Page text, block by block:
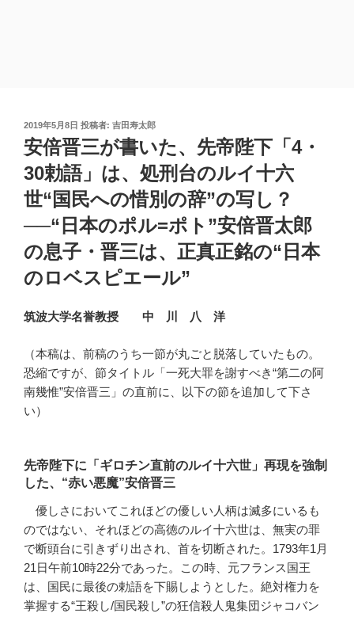
投
稿
日:
2019年5月8日 投稿者: 吉田寿太郎
安倍晋三が書いた、先帝陛下「4・
30勅語」は、処刑台のルイ十六
世“国民への惜別の辞”の写し？
──“日本のポル=ポト”安倍晋太郎
の息子・晋三は、正真正銘の“日本
のロベスピエール”
筑波大学名誉教授 中 川 八 洋
（本稿は、前稿のうち一節が丸ごと脱落していたもの。
恐縮ですが、節タイトル「一死大罪を謝すべき“第二の阿
南幾惟”安倍晋三」の直前に、以下の節を追加して下さ
い）
先帝陛下に「ギロチン直前のルイ十六世」再現を強制
した、“赤い悪魔”安倍晋三
優しさにおいてこれほどの優しい人柄は滅多にいるも
のではない、それほどの高徳のルイ十六世は、無実の罪
で断頭台に引きずり出され、首を切断された。1793年1月
21日午前10時22分であった。この時、元フランス国王
は、国民に最後の勅語を下賜しようとした。絶対権力を
掌握する“王殺し/国民殺し”の狂信殺人鬼集団ジャコバン